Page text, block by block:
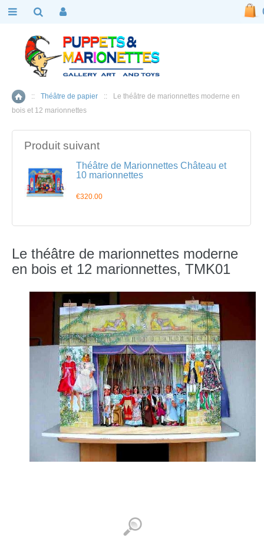
Accueil
:: Théâtre de papier ::
Le théâtre de marionnettes moderne en
bois et 12 marionnettes
Produit suivant
Théâtre de Marionnettes Château et
10 marionnettes
€320.00
Le théâtre de marionnettes moderne
en bois et 12 marionnettes, TMK01